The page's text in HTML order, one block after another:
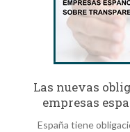
Las nuevas
empresas
España tiene